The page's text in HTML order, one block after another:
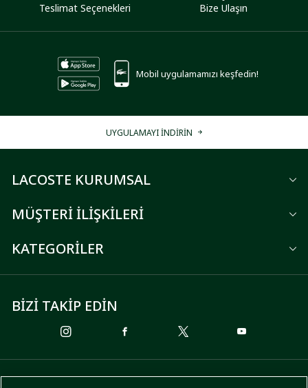
Teslimat Seçenekleri Bize Ulaşın
Mobil uygulamamızı keşfedin!
UYGULAMAYI İNDİRİN
LACOSTE KURUMSAL
MÜŞTERİ İLİŞKİLERİ
KATEGORİLER
BİZİ TAKİP EDİN